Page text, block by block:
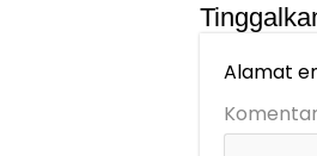
Alamat
Komentar